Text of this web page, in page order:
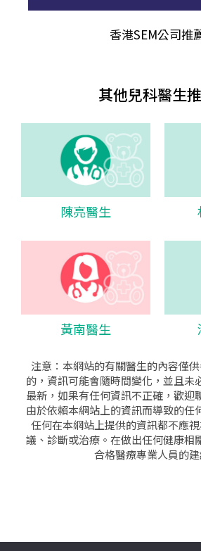
香港SEM公司推
其他兒科醫生
陳亮醫生
黃南醫生
注意：本網站的有關醫生的內容僅
的，資訊可能會隨時間變化，並且未
最新，如果有任何資訊不正確，歡迎
由於依賴本網站上的資訊而導致的任
任何在本網站上提供的資訊都不應
議、診斷或治療。在做出任何健康相
合格醫療專業人員的建